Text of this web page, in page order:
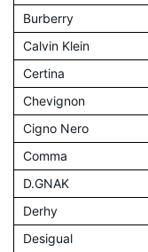
Burberry
Calvin Klein
Certina
Chevignon
Cigno Nero
Comma
D.GNAK
Derhy
Desigual